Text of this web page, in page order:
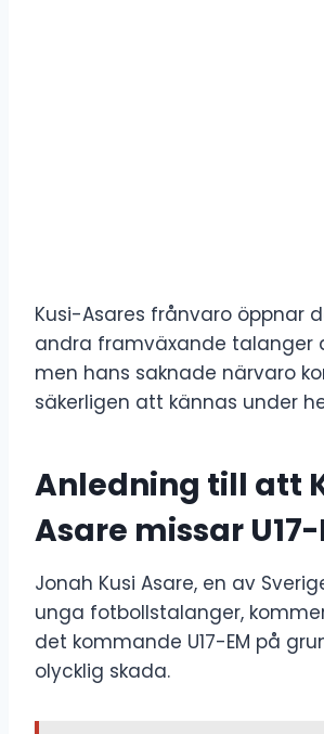
Kusi-Asares frånvaro öppnar
andra framväxande talanger
men hans saknade närvaro
säkerligen att kännas under
Anledning till att
Asare missar U17-
Jonah Kusi Asare, en av
unga fotbollstalanger,
det kommande U17-EM på
olycklig skada.